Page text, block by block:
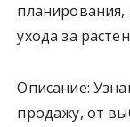
ухода за
Описание:
продажу, от